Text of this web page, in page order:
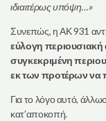
ιδιαιτέρως υπόψη…»
Συνεπώς, η ΑΚ 931
εύλογη
συγκεκριμένη
εκ των προτέρων να
Για το λόγο αυτό,
κατ’αποκοπή.